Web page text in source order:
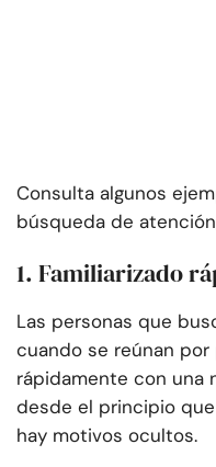
Consulta algunos
búsqueda de
1. Familiarizado
Las personas que
cuando se reúnan
rápidamente con una
desde el principio
hay motivos ocultos.